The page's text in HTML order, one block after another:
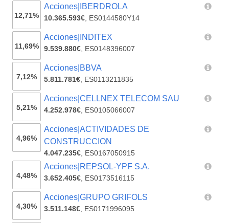
12,71%
Acciones|IBERDROLA
10.365.593€, ES0144580Y14
11,69%
Acciones|INDITEX
9.539.880€, ES0148396007
7,12%
Acciones|BBVA
5.811.781€, ES0113211835
5,21%
Acciones|CELLNEX TELECOM SAU
4.252.978€, ES0105066007
4,96%
Acciones|ACTIVIDADES DE
CONSTRUCCION
4.047.235€, ES0167050915
4,48%
Acciones|REPSOL-YPF S.A.
3.652.405€, ES0173516115
4,30%
Acciones|GRUPO GRIFOLS
3.511.148€, ES0171996095